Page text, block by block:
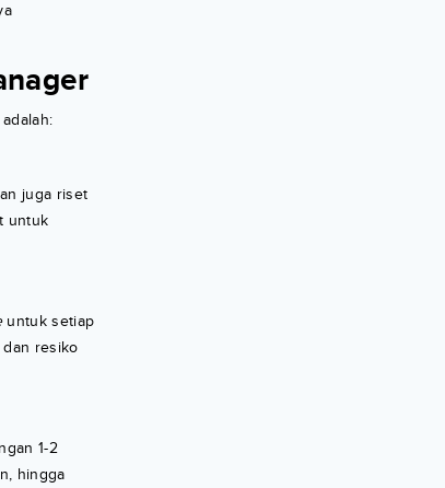
juga riset
untuk
untuk setiap
resiko
1-2
hingga